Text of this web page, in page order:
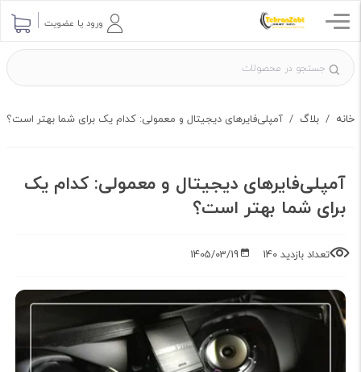
ورود یا عضویت
خانه بلاگ آمپلی‌فایرهای دیجیتال و معمولی: کدام یک برای شما بهتر است؟
آمپلی‌فایرهای دیجیتال و معمولی: کدام یک
برای شما بهتر است؟
تعداد بازدید 140 1405/03/19
ارسال پرسش